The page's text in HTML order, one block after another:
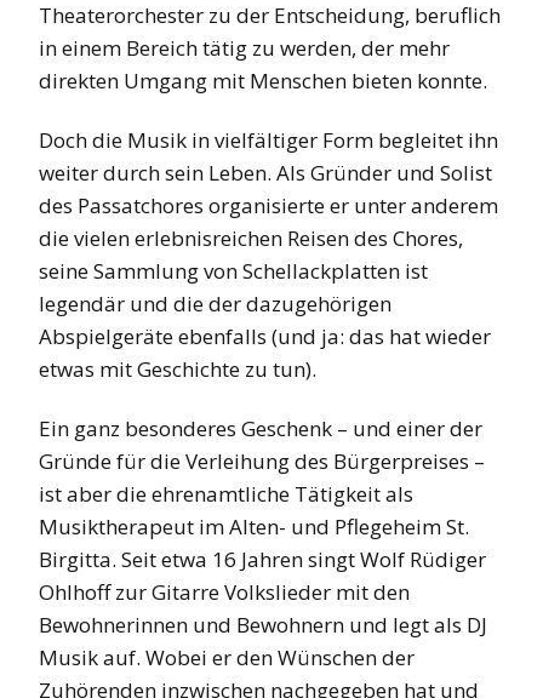
Theaterorchester zu der Entscheidung, beruflich
in einem Bereich tätig zu werden, der mehr
direkten Umgang mit Menschen bieten konnte.
Doch die Musik in vielfältiger Form begleitet ihn
weiter durch sein Leben. Als Gründer und Solist
des Passatchores organisierte er unter anderem
die vielen erlebnisreichen Reisen des Chores,
seine Sammlung von Schellackplatten ist
legendär und die der dazugehörigen
Abspielgeräte ebenfalls (und ja: das hat wieder
etwas mit Geschichte zu tun).
Ein ganz besonderes Geschenk – und einer der
Gründe für die Verleihung des Bürgerpreises –
ist aber die ehrenamtliche Tätigkeit als
Musiktherapeut im Alten- und Pflegeheim St.
Birgitta. Seit etwa 16 Jahren singt Wolf Rüdiger
Ohlhoff zur Gitarre Volkslieder mit den
Bewohnerinnen und Bewohnern und legt als DJ
Musik auf. Wobei er den Wünschen der
Zuhörenden inzwischen nachgegeben hat und